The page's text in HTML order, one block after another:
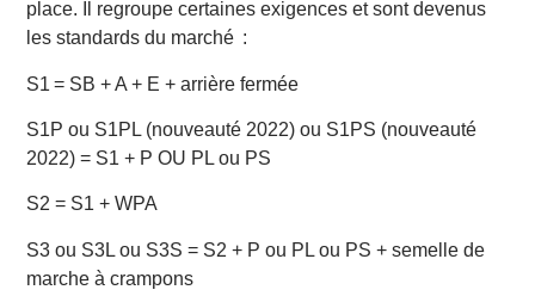
place. Il regroupe certaines exigences et sont devenus
les standards du marché :
S1 = SB + A + E + arrière fermée
S1P ou S1PL (nouveauté 2022) ou S1PS (nouveauté
2022) = S1 + P OU PL ou PS
S2 = S1 + WPA
S3 ou S3L ou S3S = S2 + P ou PL ou PS + semelle de
marche à crampons